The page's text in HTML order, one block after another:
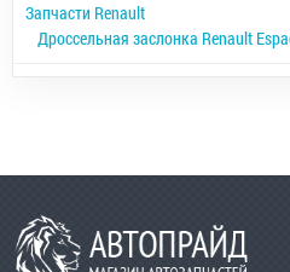
Запчасти Renault
Дроссельная заслонка Renault